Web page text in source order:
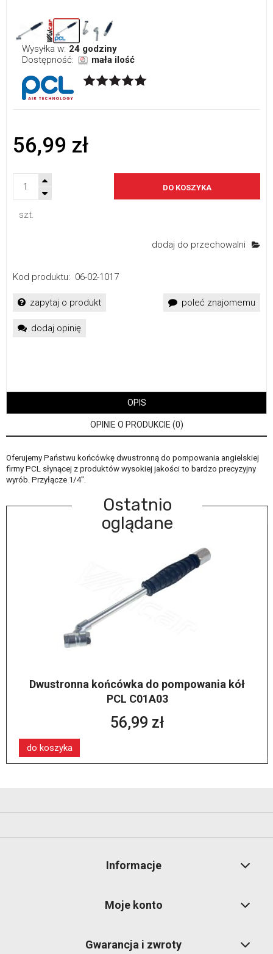
Wysyłka w: 24 godziny
Dostępność:
mała ilość
56,99 zł
szt.
DO KOSZYKA
dodaj do przechowalni
Kod produktu: 06-02-1017
zapytaj o produkt poleć znajomemu
dodaj opinię
OPIS
OPINIE O PRODUKCIE (0)
Oferujemy Państwu końcówkę dwustronną do pompowania angielskiej
firmy PCL słynącej z produktów wysokiej jakości to bardzo precyzyjny
wyrób. Przyłącze 1/4''.
Ostatnio
oglądane
Dwustronna końcówka do pompowania kół
PCL C01A03
56,99 zł
do koszyka
Informacje
Moje konto
Gwarancja i zwroty